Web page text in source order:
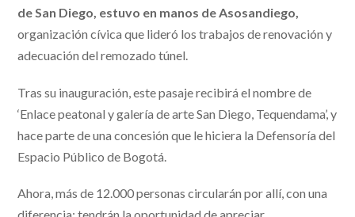
de San Diego, estuvo en manos de Asosandiego,
organización cívica que lideró los trabajos de renovación y
adecuación del remozado túnel.
Tras su inauguración, este pasaje recibirá el nombre de
‘Enlace peatonal y galería de arte San Diego, Tequendama’, y
hace parte de una concesión que le hiciera la Defensoría del
Espacio Público de Bogotá.
Ahora, más de 12.000 personas circularán por allí, con una